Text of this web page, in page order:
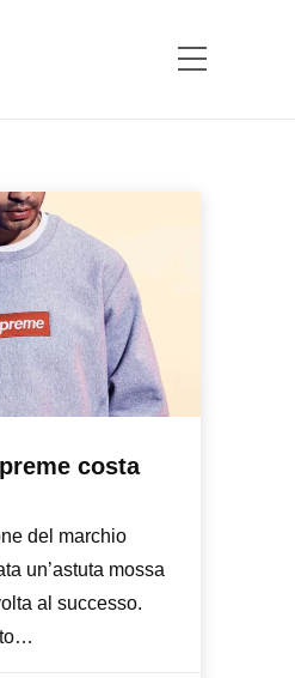
costa
del marchio
un’astuta mossa
al successo.